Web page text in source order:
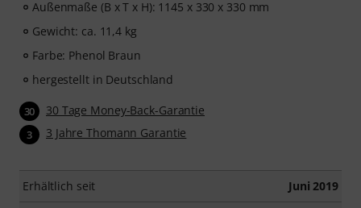
Außenmaße (B x T x H): 1145 x 330 x 330 mm
Gewicht: ca. 11,4 kg
Farbe: Phenol Braun
hergestellt in Deutschland
30 30 Tage Money-Back-Garantie
3 3 Jahre Thomann Garantie
Erhältlich seit Juni 2019